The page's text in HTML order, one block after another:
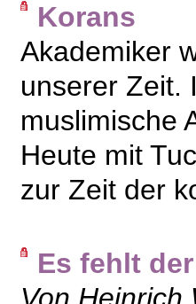
Korans
Akademiker
unserer Zeit.
muslimische
Heute mit
zur Zeit der
Es fehlt